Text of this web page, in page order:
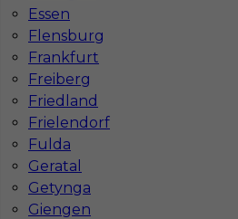
Essen
Flensburg
Frankfurt
Freiberg
Friedland
Frielendorf
Fulda
Geratal
Getynga
Giengen
Stawka 19 - 21 € / h
1
Znaleziono 1 wyników